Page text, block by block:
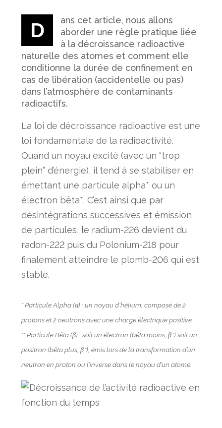
D
ans cet article, nous allons
aborder une règle pratique liée
à la décroissance radioactive
naturelle des atomes et comment elle
conditionne la durée de confinement en
cas de libération (accidentelle ou pas)
dans l’atmosphère de contaminants
radioactifs.
La loi de décroissance radioactive est une
loi fondamentale de la radioactivité.
Quand un noyau excité (avec un “trop
plein” d’énergie), il tend à se stabiliser en
émettant une particule alpha* ou un
électron bêta*. C’est ainsi que par
désintégrations successives et émission
de particules, le radium-226 devient du
radon-222 puis du Polonium-218 pour
finalement atteindre le plomb-206 qui est
stable.
* Particule Alpha (α) : un noyau d’hélium, composé de 2
protons et 2 neutrons avec une charge électrique positive.
** Particule Bêta (β) : soit un électron (bêta moins, β⁻) soit un
positron (bêta plus, β⁺), émis lors de la transformation d’un
neutron en proton ou l’inverse dans le noyau d’un atome.